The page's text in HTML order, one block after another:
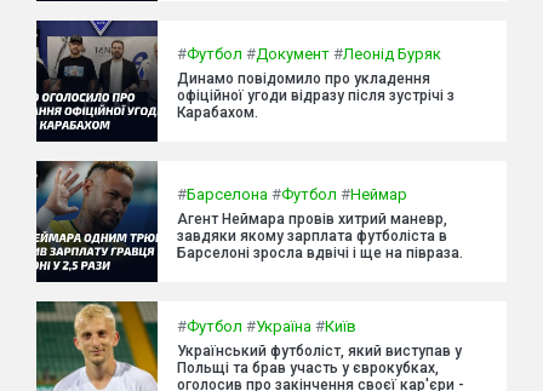
#Футбол #Документ #Леонід Буряк
Динамо повідомило про укладення
офіційної угоди відразу після зустрічі з
Карабахом.
#Барселона #Футбол #Неймар
Агент Неймара провів хитрий маневр,
завдяки якому зарплата футболіста в
Барселоні зросла вдвічі і ще на півраза.
#Футбол #Україна #Київ
Український футболіст, який виступав у
Польщі та брав участь у єврокубках,
оголосив про закінчення своєї кар'єри -